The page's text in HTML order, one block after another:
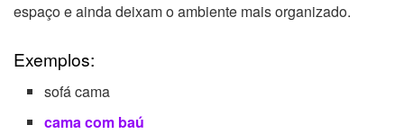
espaço e ainda deixam o ambiente mais organizado.
Exemplos:
sofá cama
cama com baú